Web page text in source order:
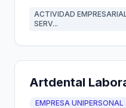
ACTIVIDAD
SERV...
Artdental
EMPRESA UNIPERSONAL